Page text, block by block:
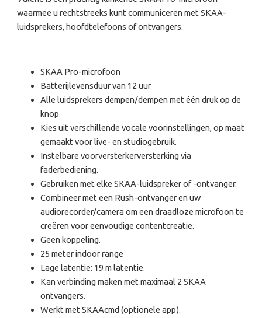
waarmee u rechtstreeks kunt communiceren met SKAA-
luidsprekers, hoofdtelefoons of ontvangers.
SKAA Pro-microfoon
Batterijlevensduur van 12 uur
Alle luidsprekers dempen/dempen met één druk op de
knop
Kies uit verschillende vocale voorinstellingen, op maat
gemaakt voor live- en studiogebruik.
Instelbare voorversterkerversterking via
faderbediening.
Gebruiken met elke SKAA-luidspreker of -ontvanger.
Combineer met een Rush-ontvanger en uw
audiorecorder/camera om een ​​draadloze microfoon te
creëren voor eenvoudige contentcreatie.
Geen koppeling.
25 meter indoor range
Lage latentie: 19 m latentie.
Kan verbinding maken met maximaal 2 SKAA
ontvangers.
Werkt met SKAAcmd (optionele app).